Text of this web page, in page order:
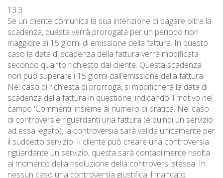
13.3
Se un cliente comunica la sua intenzione di pagare oltre la
scadenza, questa verrà prorogata per un periodo non
maggiore ai 15 giorni di emissione della fattura. In questo
caso la data di scadenza della fattura verrà modificata
secondo quanto richiesto dal cliente. Questa scadenza
non può superare i 15 giorni dall'emissione della fattura.
Nel caso di richiesta di prorroga, si modificherà la data di
scadenza della fattura in questione, indicando il motivo nel
campo 'Commenti' insieme al numero di pratica. Nel caso
di controversie riguardanti una fattura (e quindi un servizio
ad essa legato), la controversia sarà valida unicamente per
il suddetto servizio. Il cliente può creare una controversia
riguardante un servizio, questa sarà contabilmente risolta
al momento della risoluzione della controversi stessa. In
nessun caso una controversia giustifica il mancato